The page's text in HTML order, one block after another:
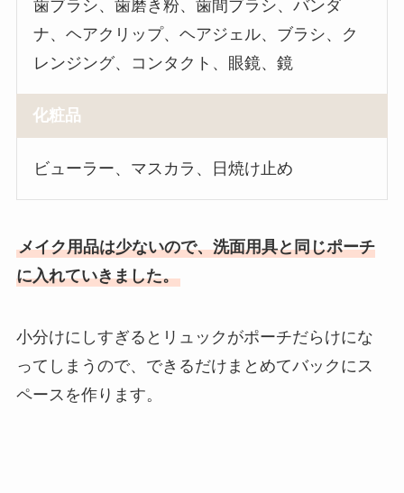
歯ブラシ、歯磨き粉、歯間ブラシ、バンダ
ナ、ヘアクリップ、ヘアジェル、ブラシ、ク
レンジング、コンタクト、眼鏡、鏡
化粧品
ビューラー、マスカラ、日焼け止め
メイク用品は少ないので、洗面用具と同じポーチ
に入れていきました。
小分けにしすぎるとリュックがポーチだらけにな
ってしまうので、できるだけまとめてバックにス
ペースを作ります。